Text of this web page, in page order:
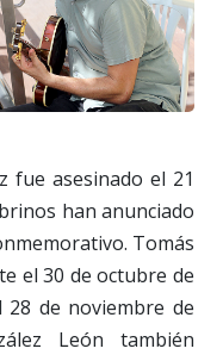
fue asesinado el 21
han anunciado
Tomás
el 30 de octubre de
28 de noviembre de
León también